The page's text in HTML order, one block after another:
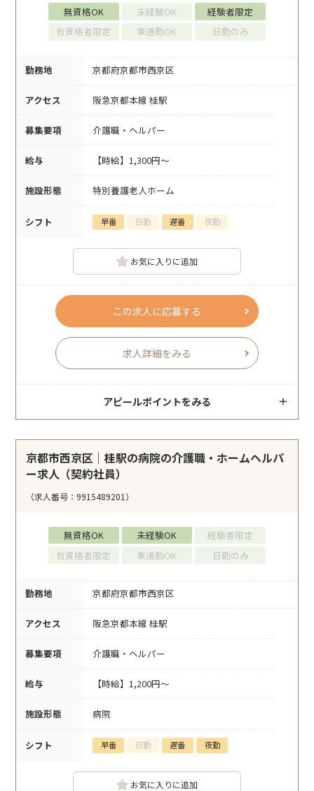
無資格OK 未経験OK
経験者限定
有資格者限定
車通勤OK 日勤のみ
勤務地 京都府京都市西京区
アクセス 阪急京都本線 桂駅
募集要項 介護職・ヘルパー
給与 【時給】1,300円～
施設形態 特別養護老人ホーム
シフト 早番 日勤 遅番 夜勤
お気に入りに追加
この求人に応募する
求人詳細をみる
アピールポイントをみる
京都市西京区｜桂駅の病院の介護職・ホームヘルパ
ー求人（契約社員）
（求人番号：9915489201）
無資格OK 未経験OK
経験者限定
有資格者限定
車通勤OK 日勤のみ
勤務地 京都府京都市西京区
アクセス 阪急京都本線 桂駅
募集要項 介護職・ヘルパー
給与 【時給】1,200円～
施設形態 病院
シフト 早番 日勤 遅番 夜勤
お気に入りに追加